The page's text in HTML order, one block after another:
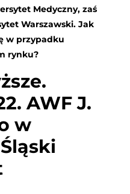
Medyczny, zaś
Warszawski. Jak
w przypadku
rynku?
AWF J.
w